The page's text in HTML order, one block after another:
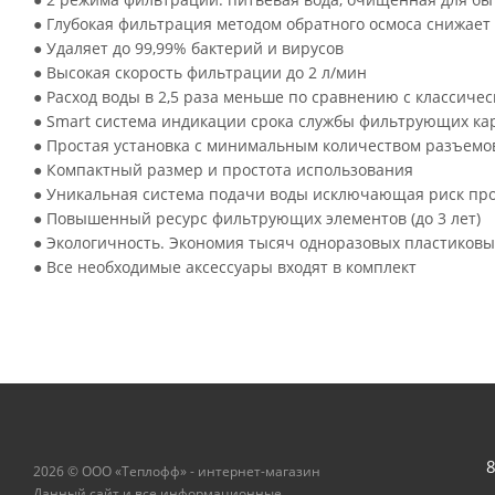
● Глубокая фильтрация методом обратного осмоса
● Удаляет до 99,99% бактерий и вирусов
● Высокая скорость фильтрации до 2 л/мин
● Расход воды в 2,5 раза меньше по сравнению с
● Smart система индикации срока службы фильтрующих
● Простая установка с минимальным количеством
● Компактный размер и простота использования
● Уникальная система подачи воды исключающая риск
● Повышенный ресурс фильтрующих элементов (до 3 лет)
● Экологичность. Экономия тысяч одноразовых
● Все необходимые аксессуары входят в комплект
2026 © ООО «Теплофф» - интернет-магазин